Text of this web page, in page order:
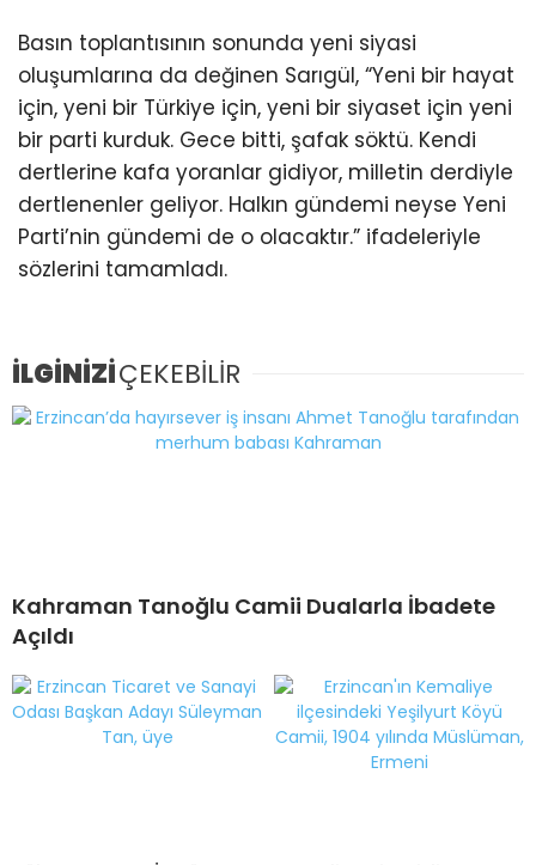
Basın toplantısının sonunda yeni siyasi
oluşumlarına da değinen Sarıgül, “Yeni bir hayat
için, yeni bir Türkiye için, yeni bir siyaset için yeni
bir parti kurduk. Gece bitti, şafak söktü. Kendi
dertlerine kafa yoranlar gidiyor, milletin derdiyle
dertlenenler geliyor. Halkın gündemi neyse Yeni
Parti’nin gündemi de o olacaktır.” ifadeleriyle
sözlerini tamamladı.
İLGİNİZİÇEKEBİLİR
Kahraman Tanoğlu Camii Dualarla İbadete
Açıldı